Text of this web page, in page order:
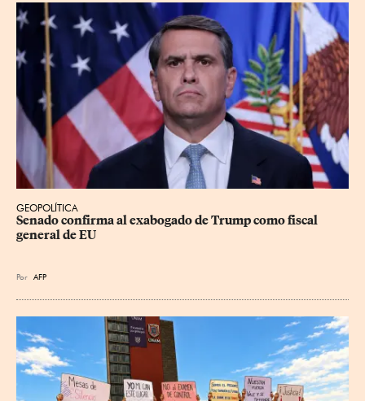
GEOPOLÍTICA
Senado confirma al exabogado de Trump como fiscal
general de EU
Por AFP